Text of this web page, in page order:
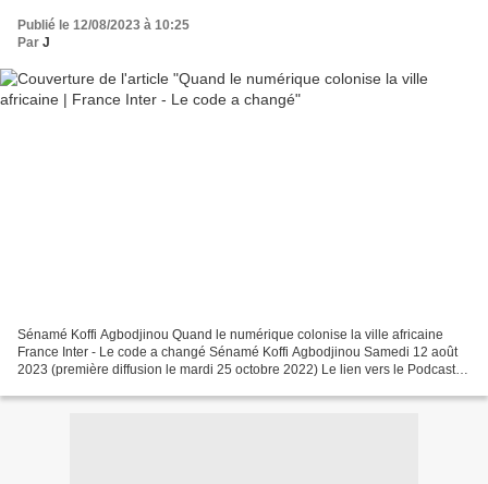
Publié le 12/08/2023 à 10:25
Par J
Sénamé Koffi Agbodjinou Quand le numérique colonise la ville africaine
France Inter - Le code a changé Sénamé Koffi Agbodjinou Samedi 12 août
2023 (première diffusion le mardi 25 octobre 2022) Le lien vers le Podcast :
numerique-colonise-la-ville-africaine-6270137...